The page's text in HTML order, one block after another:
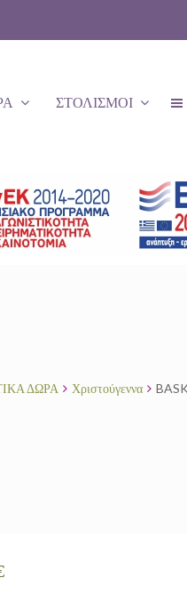
ΣΤΟΛΙΣΜΟΙ
ΔΩΡΑ Χριστούγεννα